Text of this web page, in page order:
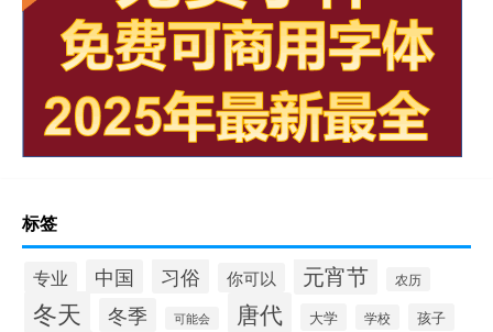
标签
专业 中国 习俗 你可以 元宵节 农历
冬天 冬季 可能会 唐代 大学 学校 孩子